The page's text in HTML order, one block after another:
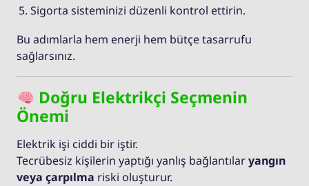
Sigorta sisteminizi düzenli kontrol ettirin.
Bu adımlarla hem enerji hem bütçe tasarrufu
sağlarsınız.
Doğru Elektrikçi Seçmenin
Önemi
Elektrik işi ciddi bir iştir.
Tecrübesiz kişilerin yaptığı yanlış bağlantılaryangın
veya çarpılma riski oluşturur.